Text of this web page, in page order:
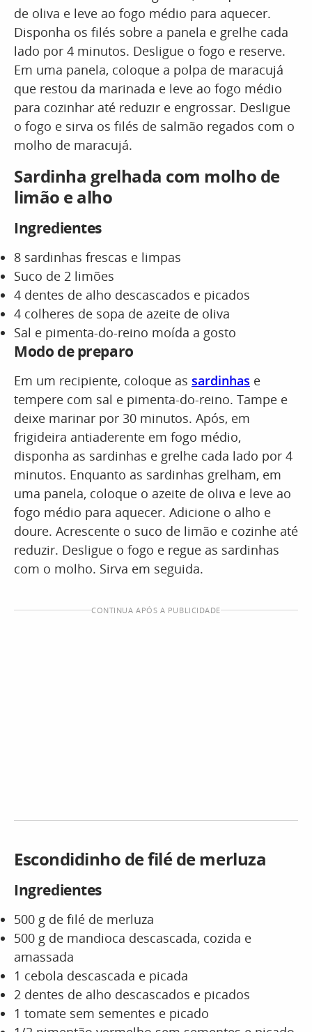
de oliva e leve ao fogo médio para aquecer.
Disponha os filés sobre a panela e grelhe cada
lado por 4 minutos. Desligue o fogo e reserve.
Em uma panela, coloque a polpa de maracujá
que restou da marinada e leve ao fogo médio
para cozinhar até reduzir e engrossar. Desligue
o fogo e sirva os filés de salmão regados com o
molho de maracujá.
Sardinha grelhada com molho de
limão e alho
Ingredientes
8 sardinhas frescas e limpas
Suco de 2 limões
4 dentes de alho descascados e picados
4 colheres de sopa de azeite de oliva
Sal e pimenta-do-reino moída a gosto
Modo de preparo
Em um recipiente, coloque as sardinhas e
tempere com sal e pimenta-do-reino. Tampe e
deixe marinar por 30 minutos. Após, em
frigideira antiaderente em fogo médio,
disponha as sardinhas e grelhe cada lado por 4
minutos. Enquanto as sardinhas grelham, em
uma panela, coloque o azeite de oliva e leve ao
fogo médio para aquecer. Adicione o alho e
doure. Acrescente o suco de limão e cozinhe até
reduzir. Desligue o fogo e regue as sardinhas
com o molho. Sirva em seguida.
CONTINUA APÓS A PUBLICIDADE
Escondidinho de filé de merluza
Ingredientes
500 g de filé de merluza
500 g de mandioca descascada, cozida e
amassada
1 cebola descascada e picada
2 dentes de alho descascados e picados
1 tomate sem sementes e picado